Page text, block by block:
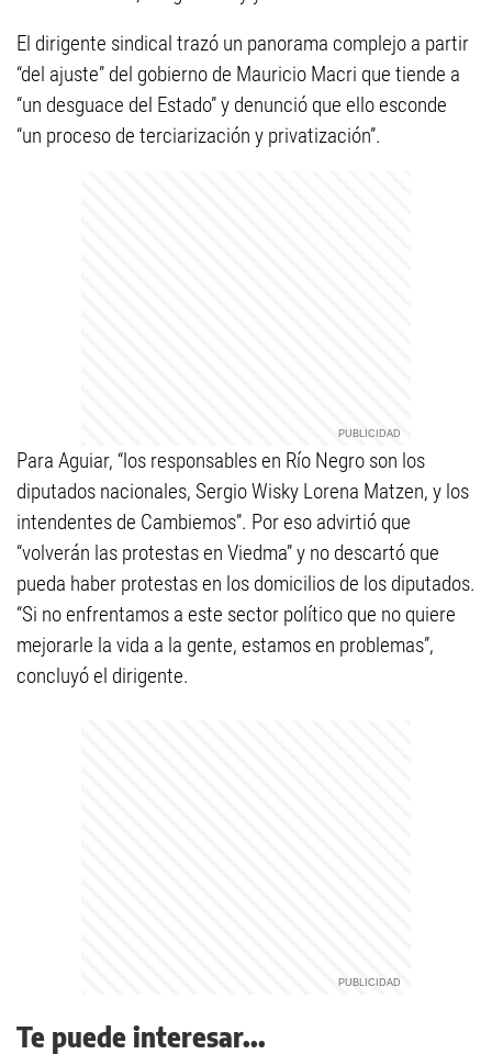
El dirigente sindical trazó un panorama complejo a partir
“del ajuste” del gobierno de Mauricio Macri que tiende a
“un desguace del Estado” y denunció que ello esconde
“un proceso de terciarización y privatización”.
Para Aguiar, “los responsables en Río Negro son los
diputados nacionales, Sergio Wisky Lorena Matzen, y los
intendentes de Cambiemos”. Por eso advirtió que
“volverán las protestas en Viedma” y no descartó que
pueda haber protestas en los domicilios de los diputados.
“Si no enfrentamos a este sector político que no quiere
mejorarle la vida a la gente, estamos en problemas”,
concluyó el dirigente.
Te puede interesar...